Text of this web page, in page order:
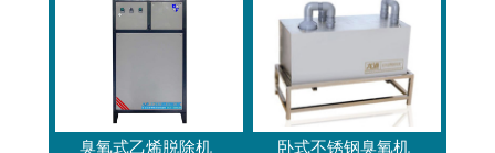
臭氧式乙烯脱除机 卧式不锈钢臭氧机